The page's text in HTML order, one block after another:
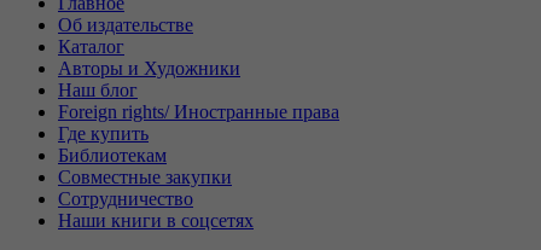
Об издательстве
Каталог
Авторы и Художники
Наш блог
Foreign rights/ Иностранные права
Где купить
Библиотекам
Совместные закупки
Сотрудничество
Наши книги в соцсетях